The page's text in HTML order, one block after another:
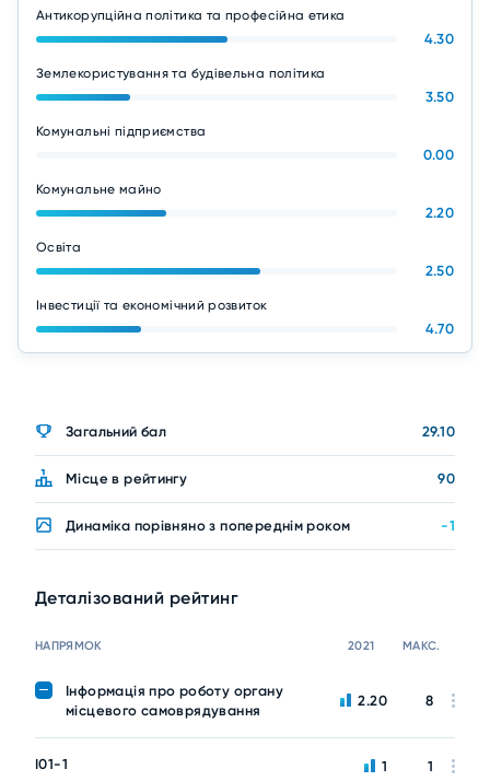
Антикорупційна політика та професійна етика
4.30
Землекористування та будівельна політика
3.50
Комунальні підприємства
0.00
Комунальне майно
2.20
Освіта
2.50
Інвестиції та економічний розвиток
4.70
Загальний бал 29.10
Місце в рейтингу 90
Динаміка порівняно з попереднім роком -1
Деталізований рейтинг
НАПРЯМОК 2021 МАКС.
Інформація про роботу органу
місцевого самоврядування
2.20 8
I01-1
1 1